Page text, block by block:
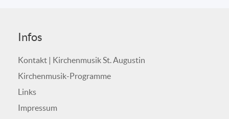
Infos
Kontakt | Kirchenmusik St. Augustin
Kirchenmusik-Programme
Links
Impressum